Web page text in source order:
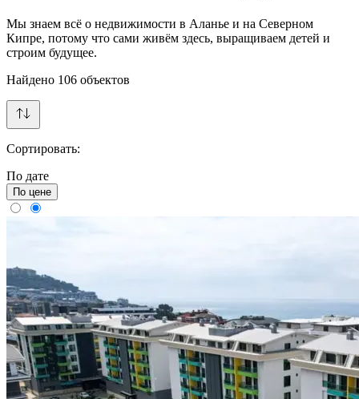
Мы знаем всё о недвижимости в Аланье и на Северном
Кипре, потому что сами живём здесь, выращиваем детей и
строим будущее.
Найдено 106 объектов
Сортировать:
По дате
По цене